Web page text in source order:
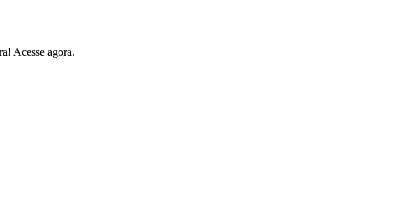
Acesse agora.